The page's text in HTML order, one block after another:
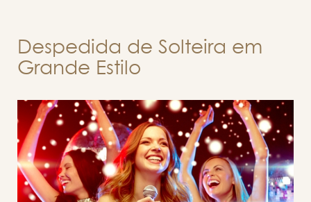
Despedida de Solteira em
Grande Estilo